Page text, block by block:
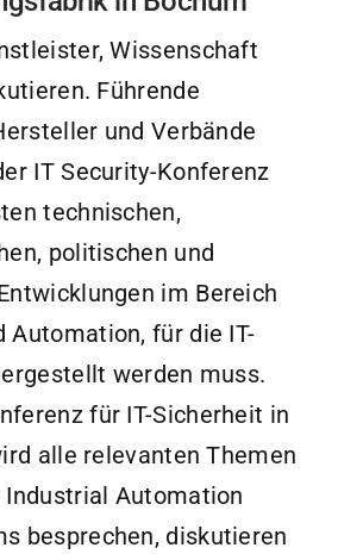
Wissenschaft
Führende
und Verbände
IT Security-Konferenz
technischen,
politischen und
im Bereich
Automation, für die IT-
werden muss.
für IT-Sicherheit in
alle relevanten Themen
Industrial Automation
besprechen, diskutieren